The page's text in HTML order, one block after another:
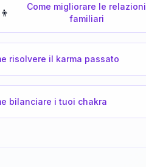
Come migliorare le relazioni
familiari
risolvere il karma passato
bilanciare i tuoi chakra